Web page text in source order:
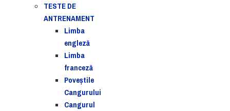
TESTE DE
ANTRENAMENT
Limba
engleză
Limba
franceză
Poveștile
Cangurului
Cangurul